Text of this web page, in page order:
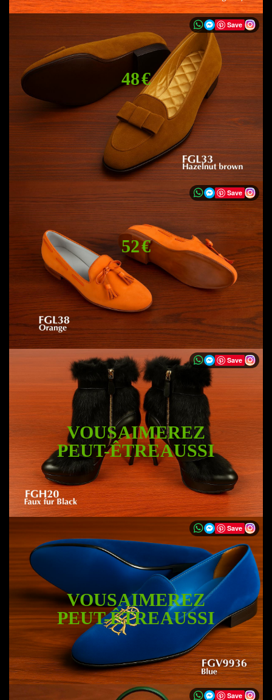
Save
48 €
Save
52 €
Save
VOUS AIMEREZ
PEUT-ÊTRE AUSSI
Save
VOUS AIMEREZ
PEUT-ÊTRE AUSSI
Save